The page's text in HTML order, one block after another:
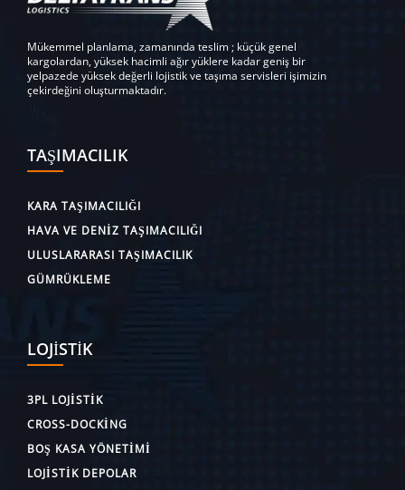
Mükemmel planlama, zamanında teslim ; küçük genel
kargolardan, yüksek hacimli ağır yüklere kadar geniş bir
yelpazede yüksek değerli lojistik ve taşıma servisleri işimizin
çekirdeğini oluşturmaktadır.
TAŞIMACILIK
KARA TAŞIMACILIĞI
HAVA VE DENIZ TAŞIMACILIĞI
ULUSLARARASI TAŞIMACILIK
GÜMRÜKLEME
LOJISTIK
3PL LOJISTIK
CROSS-DOCKING
BOŞ KASA YÖNETIMI
LOJISTIK DEPOLAR